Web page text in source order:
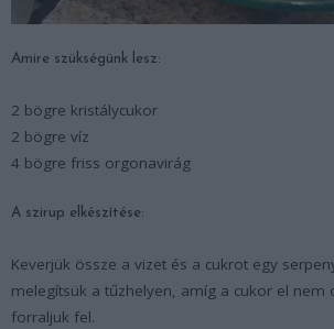
Amire szükségünk lesz:
2 bögre kristálycukor
2 bögre víz
4 bögre friss orgonavirág
A szirup elkészítése:
Keverjük össze a vizet és a cukrot egy
melegítsük a tűzhelyen, amíg a cukor el nem
forraljuk fel.